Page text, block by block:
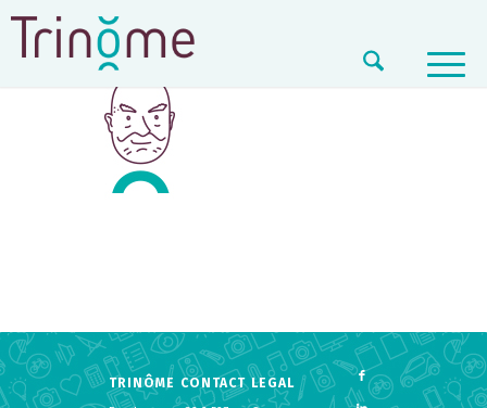
TRINÔME CONTACT LEGAL